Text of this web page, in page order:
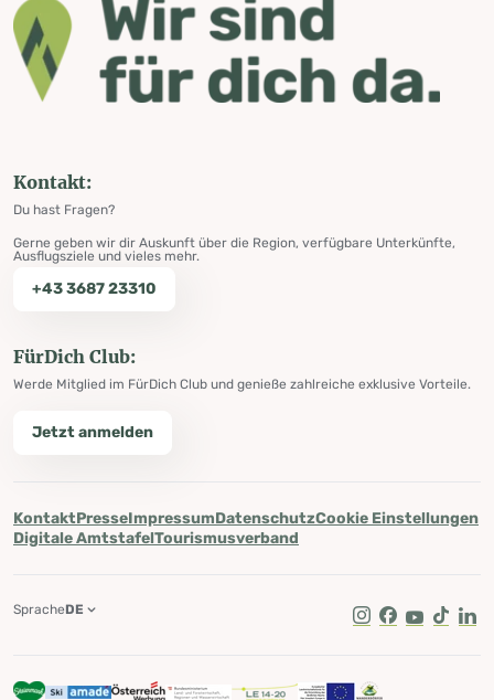
Kontakt:
Du hast Fragen?
Gerne geben wir dir Auskunft über die Region, verfügbare Unterkünfte,
Ausflugsziele und vieles mehr.
+43 3687 23310
FürDich Club:
Werde Mitglied im FürDich Club und genieße zahlreiche exklusive Vorteile.
Jetzt anmelden
KontaktPresseImpressumDatenschutzCookie Einstellungen
Digitale AmtstafelTourismusverband
Instagram
Facebook
Youtube
Tik Tok
SpracheDE